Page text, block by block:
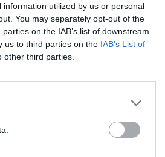
utilized by us or personal
You may separately opt-out of the
on the IAB’s list of downstream
us to third parties on the IAB’s List of
third parties.